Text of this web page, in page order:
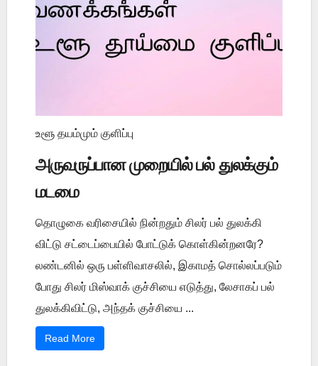
உளூ தயம்மும் குளிப்பு
அருவருப்பான முறையில் பல் துலக்கும்
மடமை
தொழுகை வரிசையில் நின்றதும் சிலர் பல் துலக்கி
விட்டு சட்டைப்பையில் போட்டுக் கொள்கின்றனரே?
லண்டனில் ஒரு பள்ளிவாசலில், இகாமத் சொல்லப்படும்
போது சிலர் மிஸ்வாக் குச்சியை எடுத்து, லேசாகப் பல்
துலக்கிவிட்டு, அந்தக் குச்சியை ...
Read More